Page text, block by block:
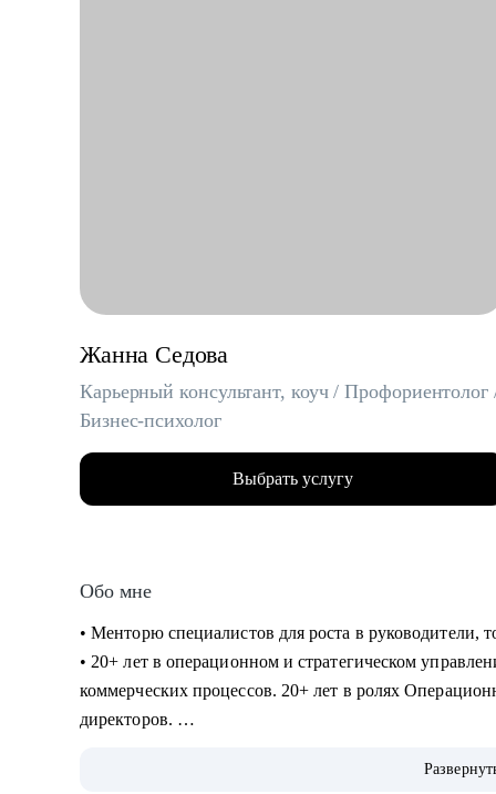
Жанна Седова
Карьерный консультант, коуч / Профориентолог
Бизнес-психолог
Выбрать услугу
Обо мне
• Менторю специалистов для роста в руководители,
• 20+ лет в операционном и стратегическом
коммерческих процессов. 20+ лет в ролях
директоров.
Expo, WTCE: в сферах маркетинга, продаж,